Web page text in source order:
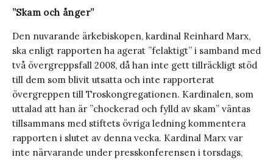
”Skam och ånger”
Den nuvarande ärkebiskopen, kardinal Reinhard Marx,
ska enligt rapporten ha agerat ”felaktigt” i samband med
två övergreppsfall 2008, då han inte gett tillräckligt stöd
till dem som blivit utsatta och inte rapporterat
övergreppen till Troskongregationen. Kardinalen, som
uttalad att han är ”chockerad och fylld av skam” väntas
tillsammans med stiftets övriga ledning kommentera
rapporten i slutet av denna vecka. Kardinal Marx var
inte närvarande under presskonferensen i torsdags,